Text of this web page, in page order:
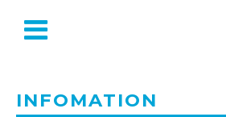
INFOMATION